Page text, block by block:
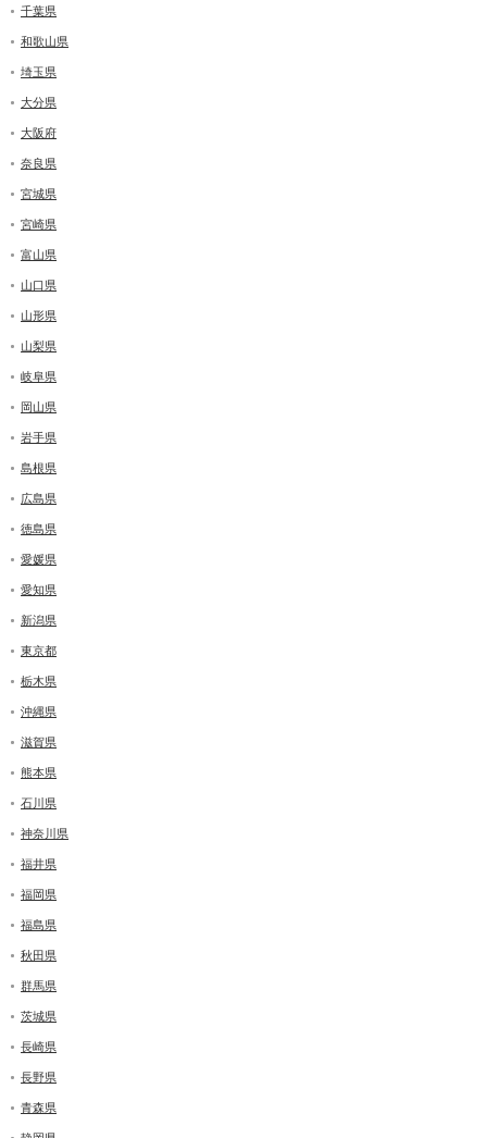
千葉県
和歌山県
埼玉県
大分県
大阪府
奈良県
宮城県
宮崎県
富山県
山口県
山形県
山梨県
岐阜県
岡山県
岩手県
島根県
広島県
徳島県
愛媛県
愛知県
新潟県
東京都
栃木県
沖縄県
滋賀県
熊本県
石川県
神奈川県
福井県
福岡県
福島県
秋田県
群馬県
茨城県
長崎県
長野県
青森県